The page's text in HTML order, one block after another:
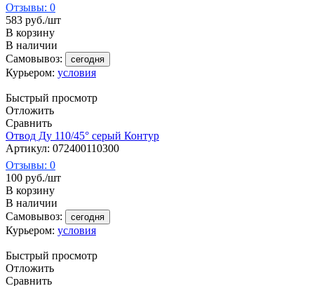
Отзывы: 0
583 руб./шт
В корзину
В наличии
Самовывоз:
сегодня
Курьером: условия
Быстрый просмотр
Отложить
Сравнить
Отвод Ду 110/45° серый Контур
Артикул: 072400110300
Отзывы: 0
100 руб./шт
В корзину
В наличии
Самовывоз:
сегодня
Курьером: условия
Быстрый просмотр
Отложить
Сравнить